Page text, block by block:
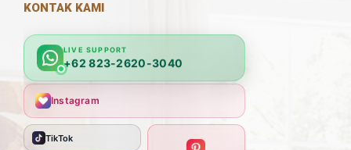
KONTAK KAMI
LIVE SUPPORT
+62 823-2620-3040
Instagram
TikTok